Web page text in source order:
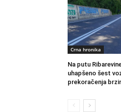
Crna hronika
Na putu
uhapšeno šest
prekoračenja